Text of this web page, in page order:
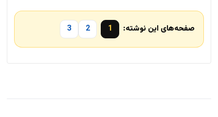
صفحه‌های این نوشته: 1
2
3